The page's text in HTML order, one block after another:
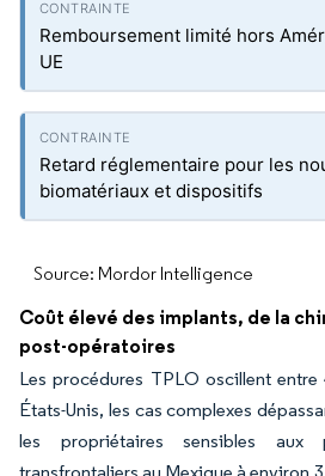
Remboursement limité hors
UE
Retard réglementaire pour les
biomatériaux et dispositifs
Source: Mordor Intelligence
Coût élevé des implants, de la
post-opératoires
Les procédures TPLO oscillent entre
États-Unis, les cas complexes
les propriétaires sensibles